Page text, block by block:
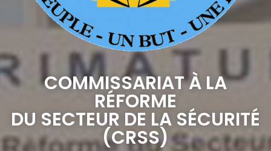
COMMISSARIAT À LA
RÉFORME
DU SECTEUR DE LA SÉCURITÉ
(CRSS)